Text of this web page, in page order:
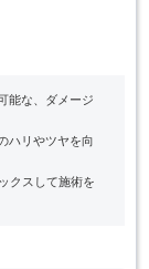
能な、ダメージ
ハリやツヤを向
クスして施術を